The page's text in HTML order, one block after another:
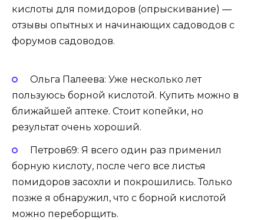
кислоты для помидоров (опрыскивание) —
отзывы опытных и начинающих садоводов с
форумов садоводов.
Ольга Палеева: Уже несколько лет
пользуюсь борной кислотой. Купить можно в
ближайшей аптеке. Стоит копейки, но
результат очень хороший.
Петров69: Я всего один раз применил
борную кислоту, после чего все листья
помидоров засохли и покрошились. Только
позже я обнаружил, что с борной кислотой
можно переборщить.